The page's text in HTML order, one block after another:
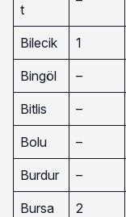
t
Bilecik 1
Bingöl –
Bitlis –
Bolu –
Burdur –
Bursa 2